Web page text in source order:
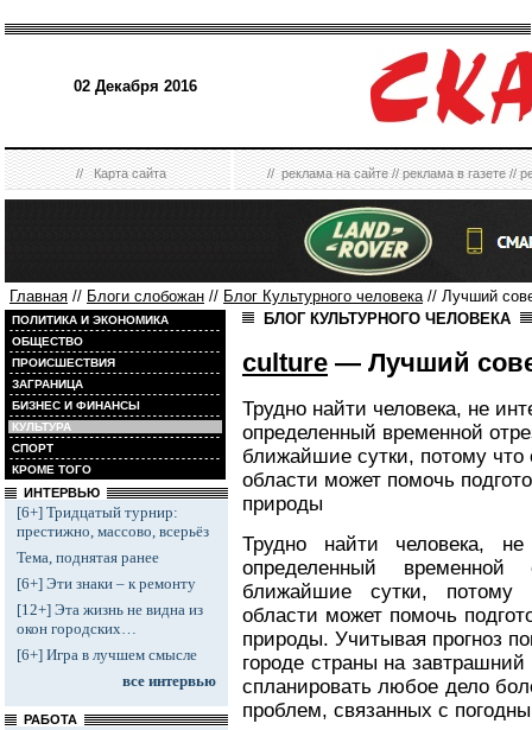
02 Декабря 2016
//Карта сайта //реклама на сайте//реклама в газете//
Главная // Блоги слобожан // Блог Культурного человека// Лучший
ПОЛИТИКА И ЭКОНОМИКА
ОБЩЕСТВО
ПРОИСШЕСТВИЯ
ЗАГРАНИЦА
БИЗНЕС И ФИНАНСЫ
КУЛЬТУРА
СПОРТ
КРОМЕ ТОГО
ИНТЕРВЬЮ
[6+] Тридцатый турнир:
престижно, массово, всерьёз
Тема, поднятая ранее
[6+] Эти знаки – к ремонту
[12+] Эта жизнь не видна из
окон городских…
[6+] Игра в лучшем смысле
все интервью
РАБОТА
БЛОГ КУЛЬТУРНОГО ЧЕЛОВЕКА
culture — Лучший
Трудно найти человека, не
определенный временной
ближайшие сутки, потому что
области может помочь
природы
Трудно найти человека,
определенный
ближайшие сутки, потому
области может помочь
природы. Учитывая прогноз
городе страны на
спланировать любое дело
проблем, связанных с